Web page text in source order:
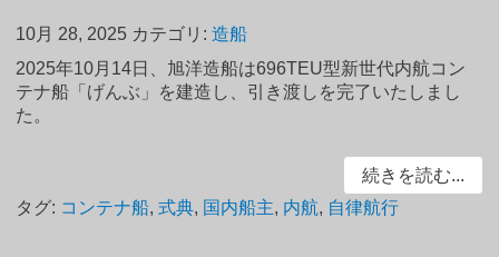
10月 28, 2025 カテゴリ:造船
2025年10月14日、旭洋造船は696TEU型新世代内航コン
テナ船「げんぶ」を建造し、引き渡しを完了いたしまし
た。
続きを読む...
タグ: コンテナ船,式典, 国内船主, 内航, 自律航行